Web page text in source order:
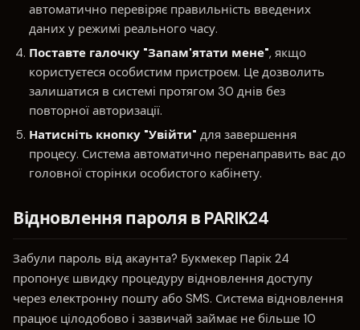
автоматично перевіряє правильність введених
даних у режимі реального часу.
Поставте галочку "Запам'ятати мене", якщо
користуєтеся особистим пристроєм. Це дозволить
залишатися в системі протягом 30 днів без
повторної авторизації.
Натисніть кнопку "Увійти" для завершення
процесу. Система автоматично перенаправить вас до
головної сторінки особистого кабінету.
Відновлення пароля в PARIK24
Забули пароль від акаунта? Букмекер Парік 24
пропонує швидку процедуру відновлення доступу
через електронну пошту або SMS. Система відновлення
працює цілодобово і зазвичай займає не більше 10